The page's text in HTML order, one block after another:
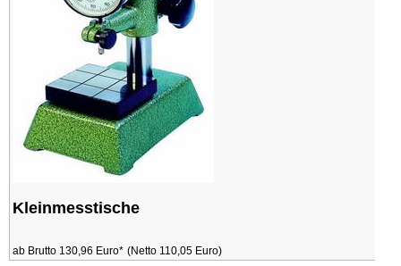
Kleinmesstische
ab Brutto 130,96 Euro* (Netto 110,05 Euro)